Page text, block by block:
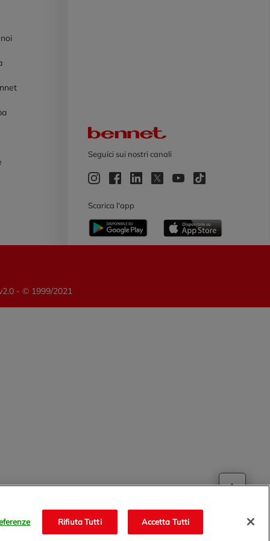
Seguici sui nostri canali
Scarica l'app
- © 1999/2021
Rifiuta Tutti Accetta Tutti